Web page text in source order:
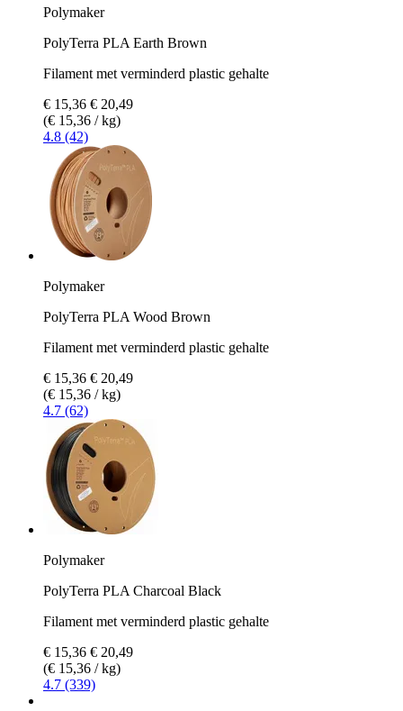
Polymaker
PolyTerra PLA Earth Brown
Filament met verminderd plastic gehalte
€ 15,36 € 20,49
(€ 15,36 / kg)
4.8 (42)
Polymaker
PolyTerra PLA Wood Brown
Filament met verminderd plastic gehalte
€ 15,36 € 20,49
(€ 15,36 / kg)
4.7 (62)
Polymaker
PolyTerra PLA Charcoal Black
Filament met verminderd plastic gehalte
€ 15,36 € 20,49
(€ 15,36 / kg)
4.7 (339)